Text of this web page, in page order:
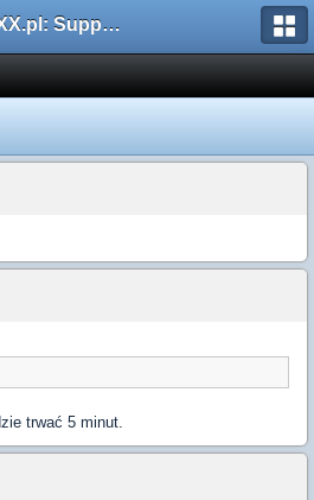
AMXX.pl: Support AMX Mod X i SourceMod
trwać 5 minut.